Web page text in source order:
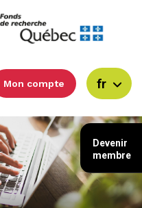
Mon compte fr
Devenir
membre